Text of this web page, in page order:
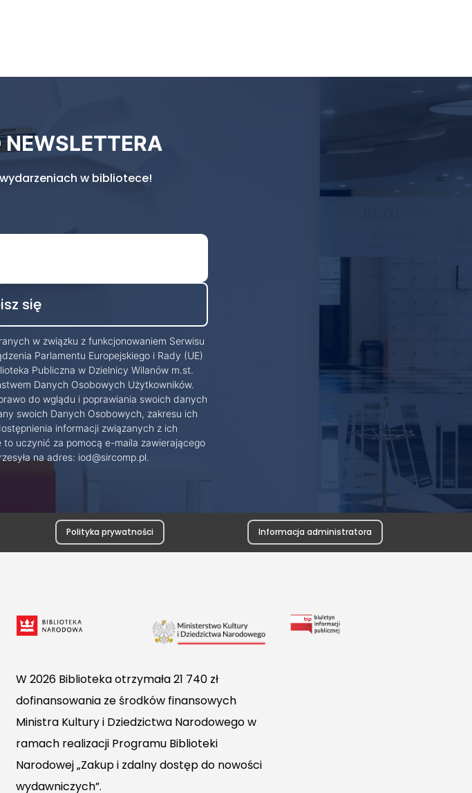
w bibliotece!
w związku z funkcjonowaniem Serwisu
Parlamentu Europejskiego i Rady (UE)
Publiczna w Dzielnicy Wilanów m.st.
Danych Osobowych Użytkowników.
do wglądu i poprawiania swoich danych
swoich Danych Osobowych, zakresu ich
informacji związanych z ich
to uczynić za pomocą e-maila zawierającego
na adres: iod@sircomp.pl.
Polityka prywatności Informacja administratora
W 2026 Biblioteka otrzymała 21 740 zł
dofinansowania ze środków finansowych
Ministra Kultury i Dziedzictwa Narodowego w
ramach realizacji Programu Biblioteki
Narodowej „Zakup i zdalny dostęp do nowości
wydawniczych”.
Link